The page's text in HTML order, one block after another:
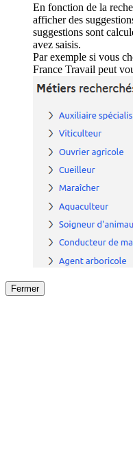
En fonction de la
afficher des
suggestions sont
avez saisis.
Par exemple si vous
France Travail peut
Fermer